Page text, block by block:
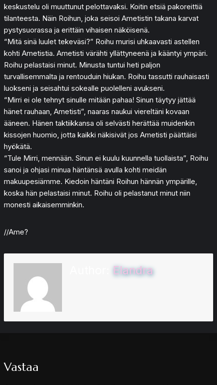
keskustelu oli muuttunut pelottavaksi. Koitin etsiä pakoreittiä
tilanteesta. Näin Roihun, joka seisoi Ametistin takana karvat
pystysuorassa ja erittäin vihaisen näköisenä.
“Mitä sinä luulet tekeväsi?” Roihu murisi uhkaavasti astellen
kohti Ametistia. Ametisti värähti yllättyneenä ja kääntyi ympäri.
Roihu pelastaisi minut. Minusta tuntui heti paljon
turvallisemmalta ja rentouduin hiukan. Roihu tassutti rauhaisasti
luokseni ja seisahtui sokealle puolelleni avukseni.
“Mirri ei ole tehnyt sinulle mitään pahaa! Sinun täytyy jättää
hänet rauhaan, Ametisti”, naaras naukui viereltäni kovaan
ääneen. Hänen taktiikkansa oli selvästi herättää muidenkin
kissojen huomio, jotta kaikki näkisivät jos Ametisti päättäisi
hyökätä.
“Tule Mirri, mennään. Sinun ei kuulu kuunnella tuollaista”, Roihu
sanoi ja ohjasi minua häntänsä avulla kohti meidän
makuupesiämme. Kiedoin häntäni Roihun hännän ympärille,
koska hän pelastaisi minut. Roihu oli pelastanut minut niin
monesti aikaisemminkin.
//Ame?
Elandra
Vastaa